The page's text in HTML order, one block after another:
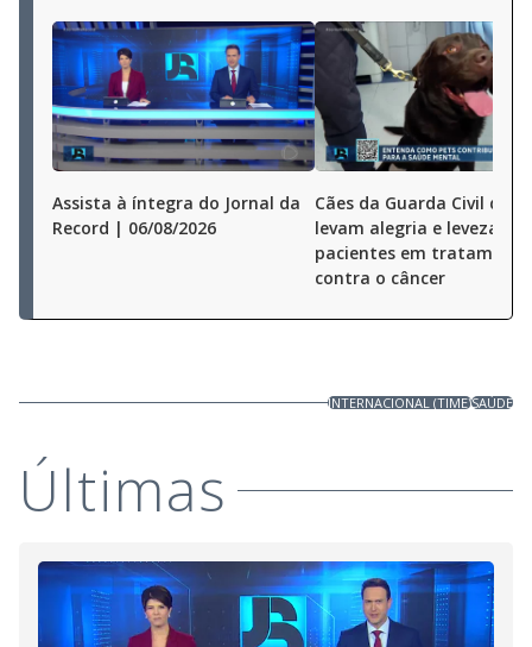
Assista à íntegra do Jornal da
Record | 06/08/2026
Cães da Guarda Civil de SP
levam alegria e leveza a
pacientes em tratamento
contra o câncer
INTERNACIONAL (TIME)SAÚDE
Últimas